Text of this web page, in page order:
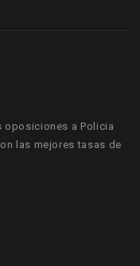
oposiciones a Policia
las mejores tasas de